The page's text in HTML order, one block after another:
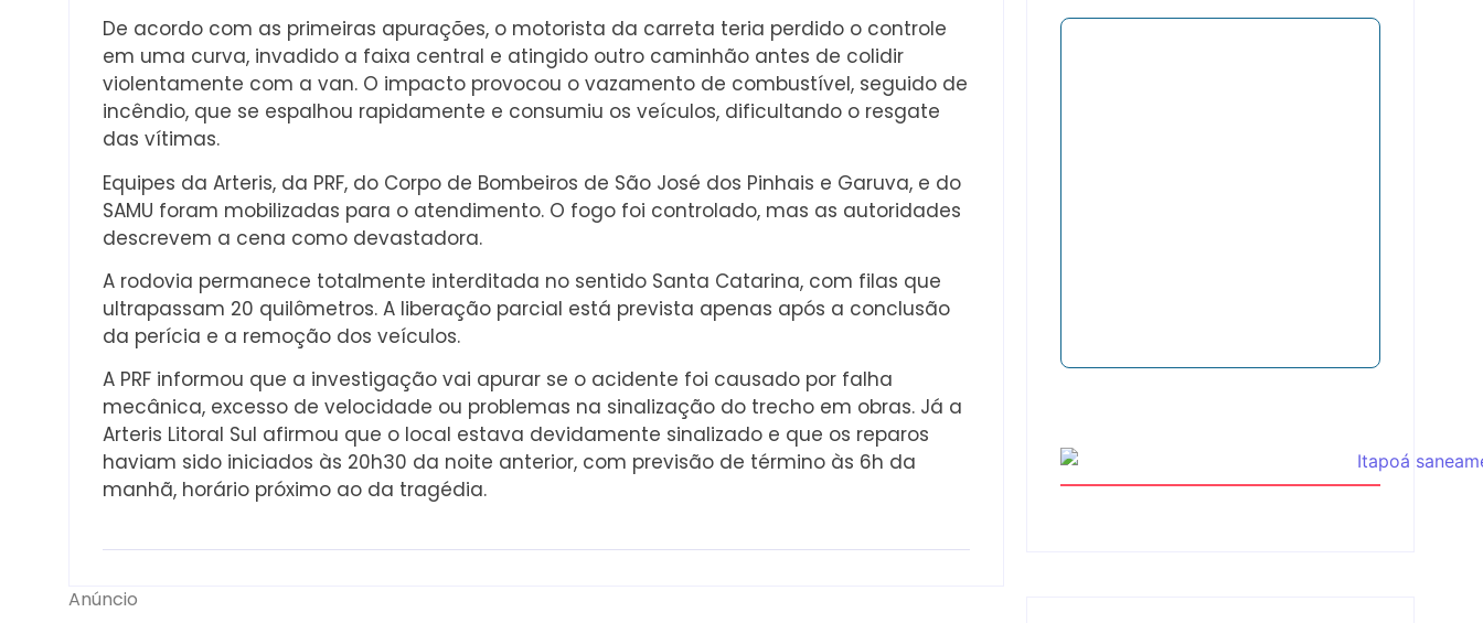
De acordo com as primeiras apurações, o motorista da carreta teria perdido o controle
em uma curva, invadido a faixa central e atingido outro caminhão antes de colidir
violentamente com a van. O impacto provocou o vazamento de combustível, seguido de
incêndio, que se espalhou rapidamente e consumiu os veículos, dificultando o resgate
das vítimas.
Equipes da Arteris, da PRF, do Corpo de Bombeiros de São José dos Pinhais e Garuva, e do
SAMU foram mobilizadas para o atendimento. O fogo foi controlado, mas as autoridades
descrevem a cena como devastadora.
A rodovia permanece totalmente interditada no sentido Santa Catarina, com filas que
ultrapassam 20 quilômetros. A liberação parcial está prevista apenas após a conclusão
da perícia e a remoção dos veículos.
A PRF informou que a investigação vai apurar se o acidente foi causado por falha
mecânica, excesso de velocidade ou problemas na sinalização do trecho em obras. Já a
Arteris Litoral Sul afirmou que o local estava devidamente sinalizado e que os reparos
haviam sido iniciados às 20h30 da noite anterior, com previsão de término às 6h da
manhã, horário próximo ao da tragédia.
Anúncio